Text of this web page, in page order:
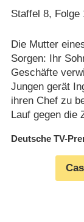
Staffel 8, Folge
Die Mutter
Sorgen: Ihr
Geschäfte
Jungen gerät
ihren Chef zu
Lauf gegen die
Deutsche TV-